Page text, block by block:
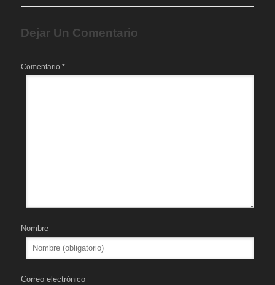
Dejar Un Comentario
Comentario *
Nombre
Correo electrónico